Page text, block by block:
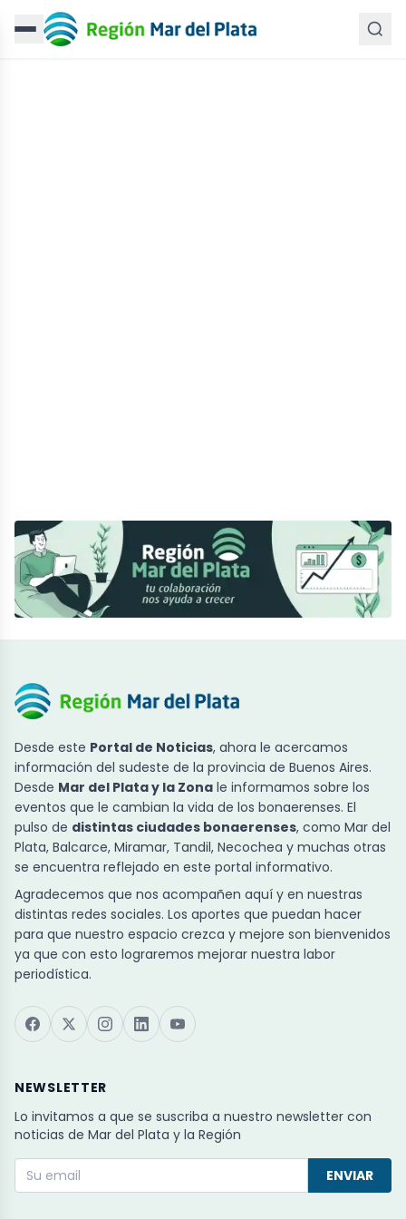
Desde este Portal de Noticias, ahora le acercamos
información del sudeste de la provincia de Buenos Aires.
Desde Mar del Plata y la Zona le informamos sobre los
eventos que le cambian la vida de los bonaerenses. El
pulso de distintas ciudades bonaerenses, como Mar del
Plata, Balcarce, Miramar, Tandil, Necochea y muchas otras
se encuentra reflejado en este portal informativo.
Agradecemos que nos acompañen aquí y en nuestras
distintas redes sociales. Los aportes que puedan hacer
para que nuestro espacio crezca y mejore son bienvenidos
ya que con esto lograremos mejorar nuestra labor
periodística.
NEWSLETTER
Lo invitamos a que se suscriba a nuestro newsletter con
noticias de Mar del Plata y la Región
ENVIAR